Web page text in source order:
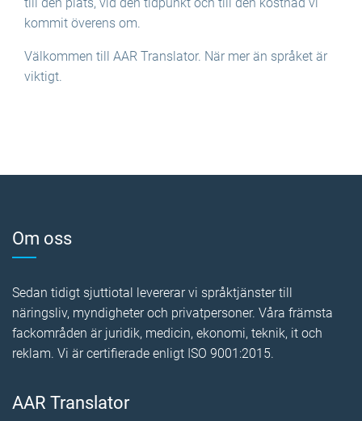
kommit överens om.
Välkommen till AAR Translator. När mer än språket är
viktigt.
Om oss
Sedan tidigt sjuttiotal levererar vi språktjänster till
näringsliv, myndigheter och privatpersoner. Våra främsta
fackområden är juridik, medicin, ekonomi, teknik, it och
reklam. Vi är certifierade enligt ISO 9001:2015.
AAR Translator